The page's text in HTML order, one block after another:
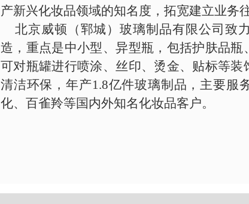
产新兴化妆品领域的知名度，拓宽建立业务
北京威顿（郓城）玻璃制品有限公司致
造，重点是中小型、异型瓶，包括护肤品瓶
可对瓶罐进行喷涂、丝印、烫金、贴标等装
清洁环保，年产1.8亿件玻璃制品，主要服
化、百雀羚等国内外知名化妆品客户。